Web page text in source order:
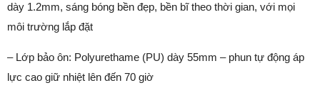
dày 1.2mm, sáng bóng bền đẹp, bền bĩ theo thời gian, với mọi
môi trường lắp đặt
– Lớp bảo ôn: Polyurethame (PU) dày 55mm – phun tự động áp
lực cao giữ nhiệt lên đến 70 giờ